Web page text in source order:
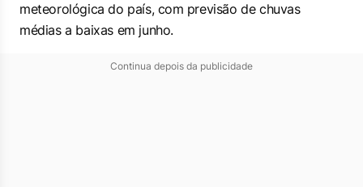
meteorológica do país, com ⁠previsão de chuvas
médias a baixas em junho.
Continua depois da publicidade